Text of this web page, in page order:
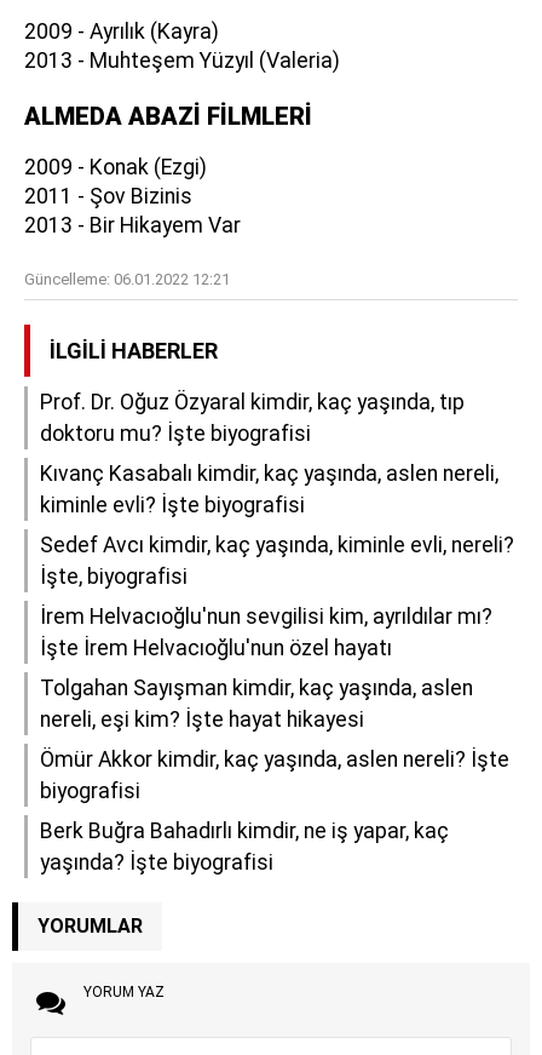
2009 - Ayrılık (Kayra)
2013 - Muhteşem Yüzyıl (Valeria)
ALMEDA ABAZİ FİLMLERİ
2009 - Konak (Ezgi)
2011 - Şov Bizinis
2013 - Bir Hikayem Var
Güncelleme: 06.01.2022 12:21
İLGILI HABERLER
Prof. Dr. Oğuz Özyaral kimdir, kaç yaşında, tıp
doktoru mu? İşte biyografisi
Kıvanç Kasabalı kimdir, kaç yaşında, aslen nereli,
kiminle evli? İşte biyografisi
Sedef Avcı kimdir, kaç yaşında, kiminle evli, nereli?
İşte, biyografisi
İrem Helvacıoğlu'nun sevgilisi kim, ayrıldılar mı?
İşte İrem Helvacıoğlu'nun özel hayatı
Tolgahan Sayışman kimdir, kaç yaşında, aslen
nereli, eşi kim? İşte hayat hikayesi
Ömür Akkor kimdir, kaç yaşında, aslen nereli? İşte
biyografisi
Berk Buğra Bahadırlı kimdir, ne iş yapar, kaç
yaşında? İşte biyografisi
YORUMLAR
YORUM YAZ